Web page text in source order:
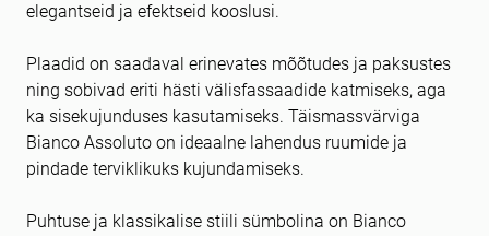
elegantseid ja efektseid kooslusi.
Plaadid on saadaval erinevates mõõtudes ja paksustes
ning sobivad eriti hästi välisfassaadide katmiseks, aga
ka sisekujunduses kasutamiseks. Täismassvärviga
Bianco Assoluto on ideaalne lahendus ruumide ja
pindade terviklikuks kujundamiseks.
Puhtuse ja klassikalise stiili sümbolina on Bianco